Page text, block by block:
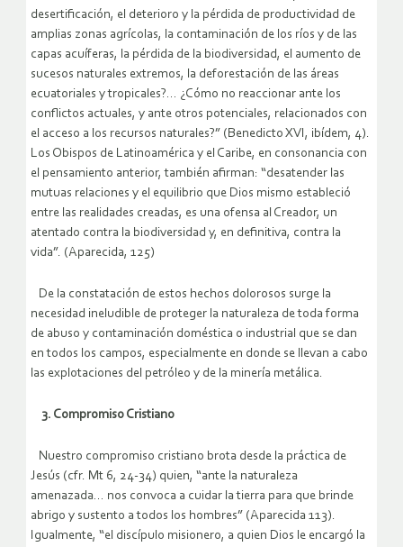
desertificación, el deterioro y la pérdida de productividad de
amplias zonas agrícolas, la contaminación de los ríos y de las
capas acuíferas, la pérdida de la biodiversidad, el aumento de
sucesos naturales extremos, la deforestación de las áreas
ecuatoriales y tropicales?… ¿Cómo no reaccionar ante los
conflictos actuales, y ante otros potenciales, relacionados con
el acceso a los recursos naturales?” (Benedicto XVI, ibídem, 4).
Los Obispos de Latinoamérica y el Caribe, en consonancia con
el pensamiento anterior, también afirman: “desatender las
mutuas relaciones y el equilibrio que Dios mismo estableció
entre las realidades creadas, es una ofensa al Creador, un
atentado contra la biodiversidad y, en definitiva, contra la
vida”. (Aparecida, 125)
De la constatación de estos hechos dolorosos surge la
necesidad ineludible de proteger la naturaleza de toda forma
de abuso y contaminación doméstica o industrial que se dan
en todos los campos, especialmente en donde se llevan a cabo
las explotaciones del petróleo y de la minería metálica.
3. Compromiso Cristiano
Nuestro compromiso cristiano brota desde la práctica de
Jesús (cfr. Mt 6, 24-34) quien, “ante la naturaleza
amenazada… nos convoca a cuidar la tierra para que brinde
abrigo y sustento a todos los hombres” (Aparecida 113).
Igualmente, “el discípulo misionero, a quien Dios le encargó la